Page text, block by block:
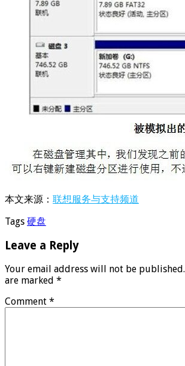
本文来源： 联想服务与支持频道
Tags 硬盘
Leave a Reply
Your email address will not be published.
are marked *
Comment *